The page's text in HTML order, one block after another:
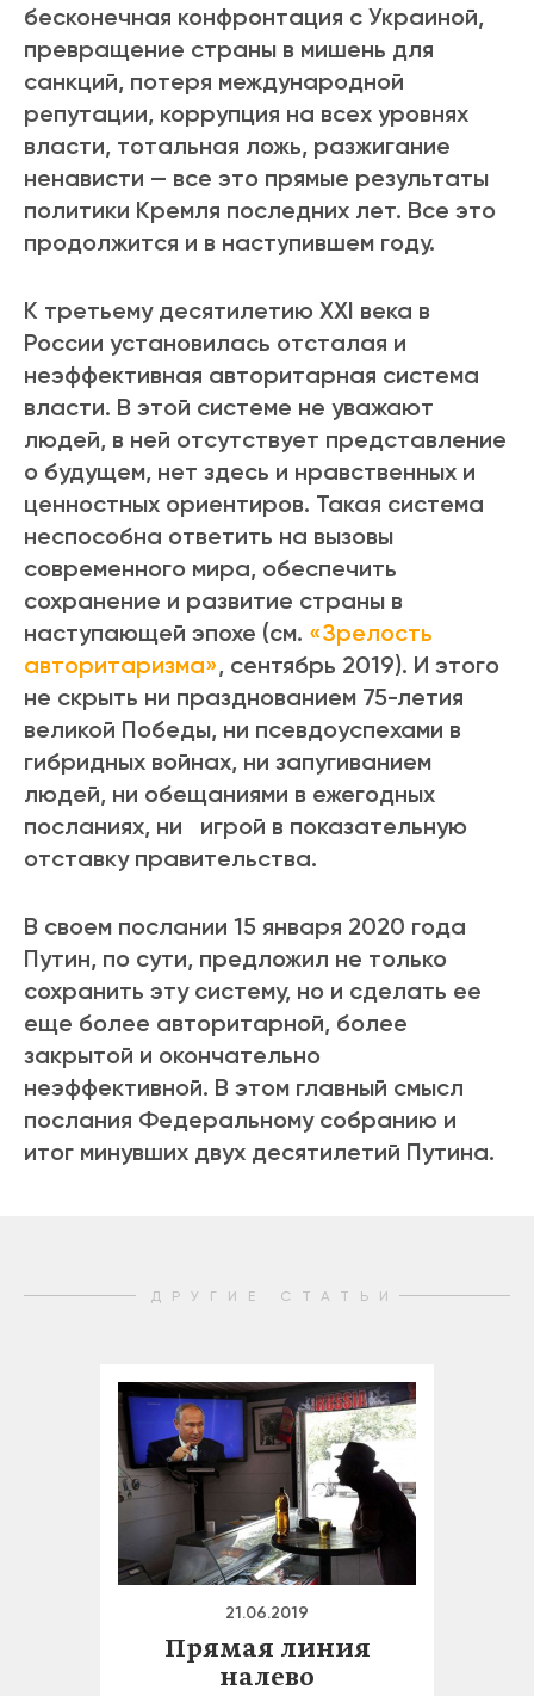
бесконечная конфронтация с Украиной,
превращение страны в мишень для
санкций, потеря международной
репутации, коррупция на всех уровнях
власти, тотальная ложь, разжигание
ненависти — все это прямые результаты
политики Кремля последних лет. Все это
продолжится и в наступившем году.
К третьему десятилетию ХХI века в
России установилась отсталая и
неэффективная авторитарная система
власти. В этой системе не уважают
людей, в ней отсутствует представление
о будущем, нет здесь и нравственных и
ценностных ориентиров. Такая система
неспособна ответить на вызовы
современного мира, обеспечить
сохранение и развитие страны в
наступающей эпохе (см. «Зрелость
авторитаризма», сентябрь 2019). И этого
не скрыть ни празднованием 75-летия
великой Победы, ни псевдоуспехами в
гибридных войнах, ни запугиванием
людей, ни обещаниями в ежегодных
посланиях, ни игрой в показательную
отставку правительства.
В своем послании 15 января 2020 года
Путин, по сути, предложил не только
сохранить эту систему, но и сделать ее
еще более авторитарной, более
закрытой и окончательно
неэффективной. В этом главный смысл
послания Федеральному собранию и
итог минувших двух десятилетий Путина.
ДРУГИЕ СТАТЬИ
21.06.2019
Прямая линия
налево